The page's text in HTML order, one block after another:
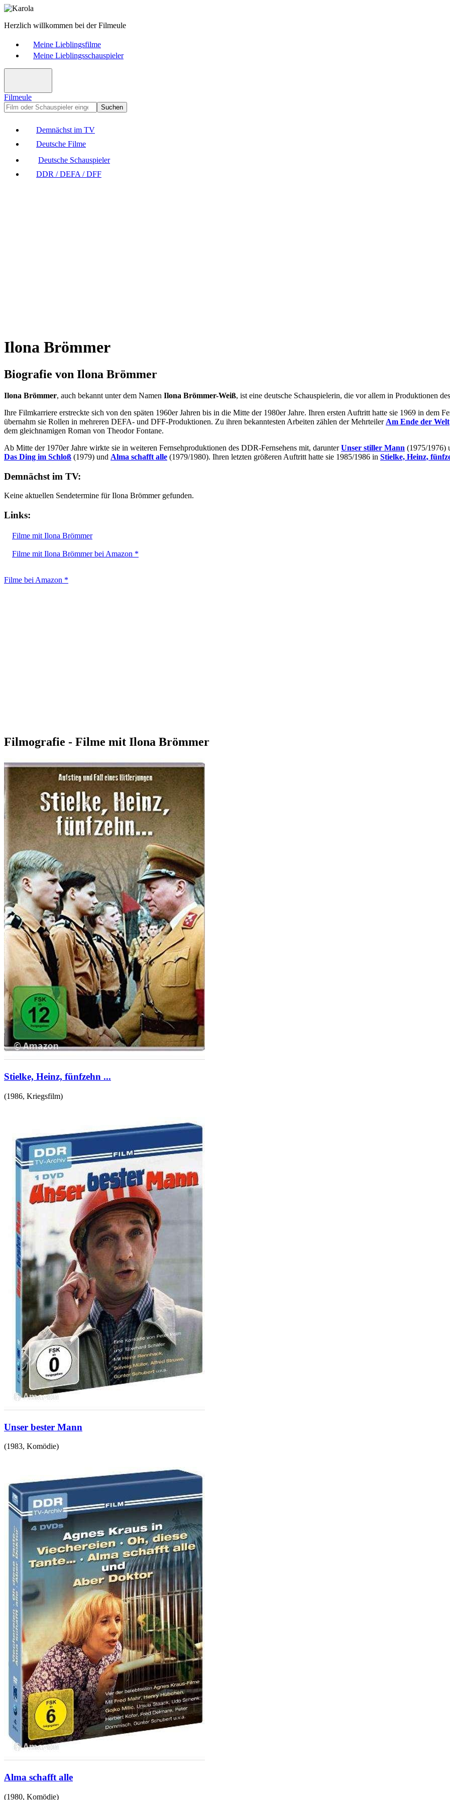
Herzlich willkommen bei der Filmeule
Meine Lieblingsfilme
Meine Lieblingsschauspieler
Filmeule
Suchen
Demnächst im TV
Deutsche Filme
Deutsche Schauspieler
DDR / DEFA / DFF
Ilona Brömmer
Biografie von Ilona Brömmer
Ilona Brömmer, auch bekannt unter dem Namen Ilona Brömmer-Weiß, ist eine deutsche Schauspielerin, die vor allem in Produktionen
Ihre Filmkarriere erstreckte sich von den späten 1960er Jahren bis in die Mitte der 1980er Jahre. Ihren ersten Auftritt hatte sie 1969 in dem
übernahm sie Rollen in mehreren DEFA- und DFF-Produktionen. Zu ihren bekanntesten Arbeiten zählen der Mehrteiler Am Ende der Welt
dem gleichnamigen Roman von Theodor Fontane.
Ab Mitte der 1970er Jahre wirkte sie in weiteren Fernsehproduktionen des DDR-Fernsehens mit, darunterUnser stiller Mann (1975/1976)
Das Ding im Schloß (1979) und Alma schafft alle (1979/1980). Ihren letzten größeren Auftritt hatte sie 1985/1986 in Stielke, Heinz,
Demnächst im TV:
Keine aktuellen Sendetermine für Ilona Brömmer gefunden.
Links:
Filme mit Ilona Brömmer
Filme mit Ilona Brömmer bei Amazon *
Filme bei Amazon *
Filmografie - Filme mit Ilona Brömmer
Stielke, Heinz, fünfzehn ...
(1986, Kriegsfilm)
Unser bester Mann
(1983, Komödie)
Alma schafft alle
(1980, Komödie)